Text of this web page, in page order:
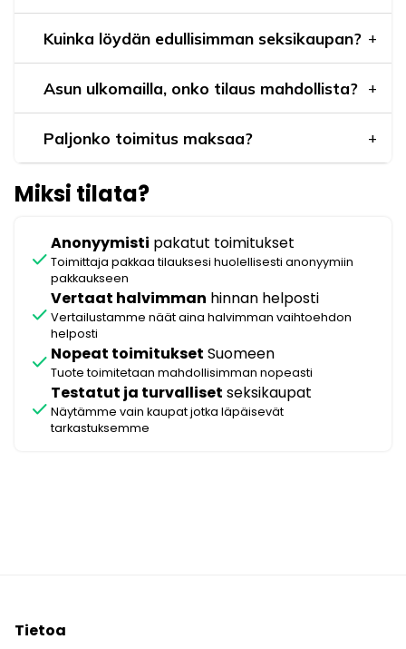
Kuinka löydän edullisimman seksikaupan?
Asun ulkomailla, onko tilaus mahdollista?
Paljonko toimitus maksaa?
Miksi tilata?
check
Anonyymisti pakatut toimitukset
Toimittaja pakkaa tilauksesi huolellisesti anonyymiin
pakkaukseen
check
Vertaat halvimman hinnan helposti
Vertailustamme näät aina halvimman vaihtoehdon
helposti
check Nopeat toimitukset Suomeen
Tuote toimitetaan mahdollisimman nopeasti
check
Testatut ja turvalliset seksikaupat
Näytämme vain kaupat jotka läpäisevät
tarkastuksemme
Tietoa